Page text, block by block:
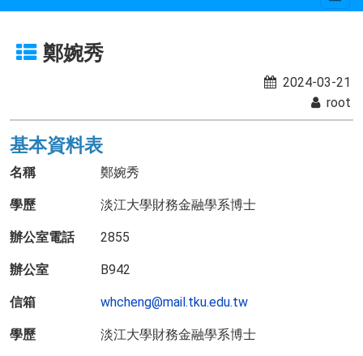
鄭婉秀
2024-03-21
root
基本資料表
名稱 鄭婉秀
學歷 淡江大學財務金融學系博士
辦公室電話2855
辦公室 B942
信箱 whcheng@mail.tku.edu.tw
學歷 淡江大學財務金融學系博士